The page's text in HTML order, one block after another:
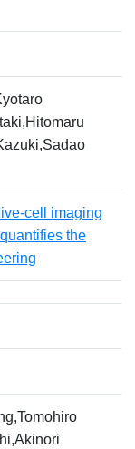
cell imaging
the